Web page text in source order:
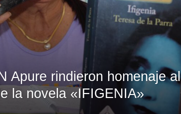
Apure rindieron homenaje al
la novela «IFIGENIA»